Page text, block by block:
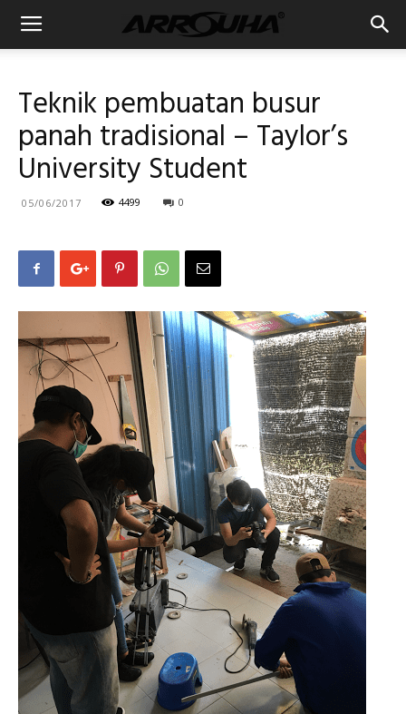
Teknik pembuatan busur
panah tradisional – Taylor’s
University Student
05/06/2017 4499 0